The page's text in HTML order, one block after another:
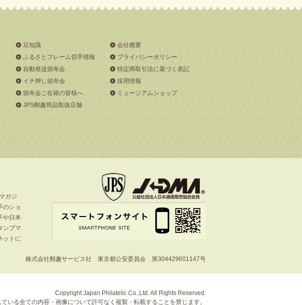
豆知識
ふるさとフレーム切手情報
自動発送頒布会
イチ押し頒布会
頒布会ご在籍の皆様へ
JPS郵趣用品取扱店舗
会社概要
プライバシーポリシー
特定商取引法に基づく表記
採用情報
ミュージアムショップ
ガジ
のショ
や日本
ンプマ
ットに
株式会社郵趣サービス社 東京都公安委員会 第304429601147号
Copyright Japan Philatelic Co.,Ltd. All Rights Reserved.
いる全ての内容・画像について許可なく複製・転載することを禁じます。